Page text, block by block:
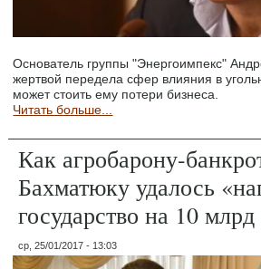
Основатель группы "Энергоимпекс"
жертвой передела сфер влияния в
может стоить ему потери бизнеса.
Читать больше...
Как агробарону-
Бахматюку удалось
государство на 10
ср, 25/01/2017 - 13:03